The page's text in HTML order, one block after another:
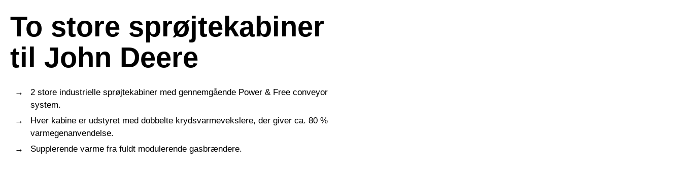
To store sprøjtekabiner
til John Deere
2 store industrielle sprøjtekabiner med gennemgående Power & Free conveyor
system.
Hver kabine er udstyret med dobbelte krydsvarmevekslere, der giver ca. 80 %
varmegenanvendelse.
Supplerende varme fra fuldt modulerende gasbrændere.